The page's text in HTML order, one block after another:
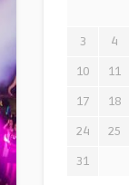
3
4
10
11
17
18
24
25
31